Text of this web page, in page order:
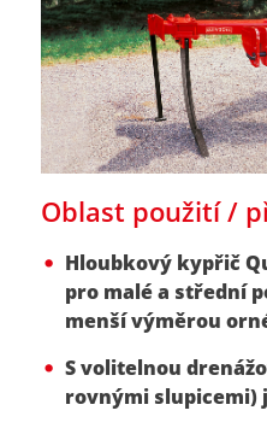
Oblast použití /
Hloubkový kypřič
pro malé a střední
menší výměrou
S volitelnou
rovnými slupicemi)